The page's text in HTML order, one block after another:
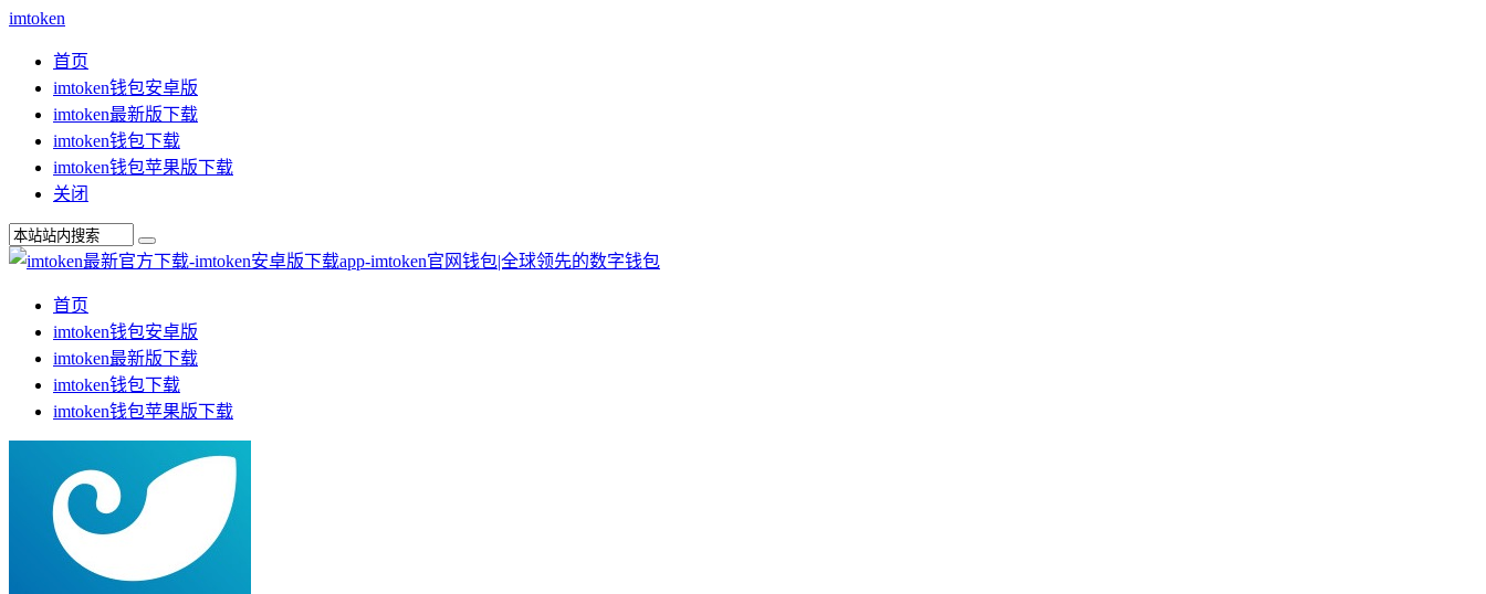
imtoken
首页
imtoken钱包安卓版
imtoken最新版下载
imtoken钱包下载
imtoken钱包苹果版下载
关闭
首页
imtoken钱包安卓版
imtoken最新版下载
imtoken钱包下载
imtoken钱包苹果版下载